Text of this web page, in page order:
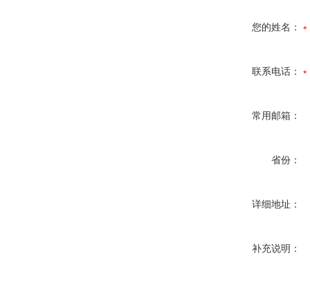
您的姓名：
联系电话：
常用邮箱：
省份：
详细地址：
补充说明：